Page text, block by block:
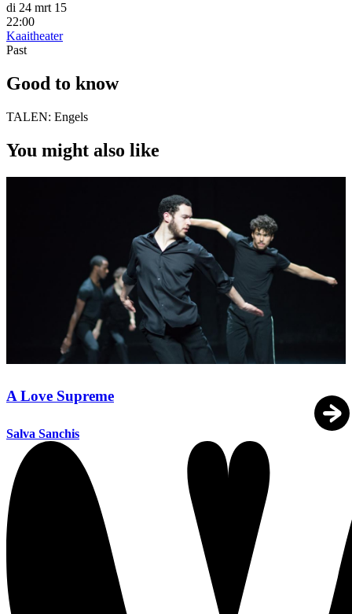
di 24 mrt 15
22:00
Kaaitheater
Past
Good to know
TALEN: Engels
You might also like
A Love Supreme
Salva Sanchis